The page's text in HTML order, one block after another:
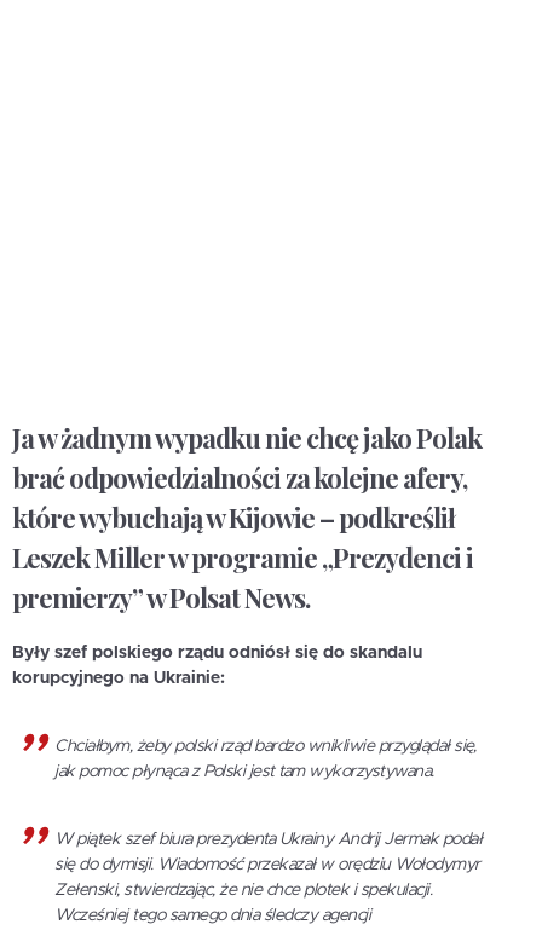
Ja w żadnym wypadku nie chcę jako Polak
brać odpowiedzialności za kolejne afery,
które wybuchają w Kijowie – podkreślił
Leszek Miller w programie „Prezydenci i
premierzy” w Polsat News.
Były szef polskiego rządu odniósł się do skandalu
korupcyjnego na Ukrainie:
Chciałbym, żeby polski rząd bardzo wnikliwie przyglądał się,
jak pomoc płynąca z Polski jest tam wykorzystywana.
W piątek szef biura prezydenta Ukrainy Andrij Jermak podał
się do dymisji. Wiadomość przekazał w orędziu Wołodymyr
Zełenski, stwierdzając, że nie chce plotek i spekulacji.
Wcześniej tego samego dnia śledczy agencji